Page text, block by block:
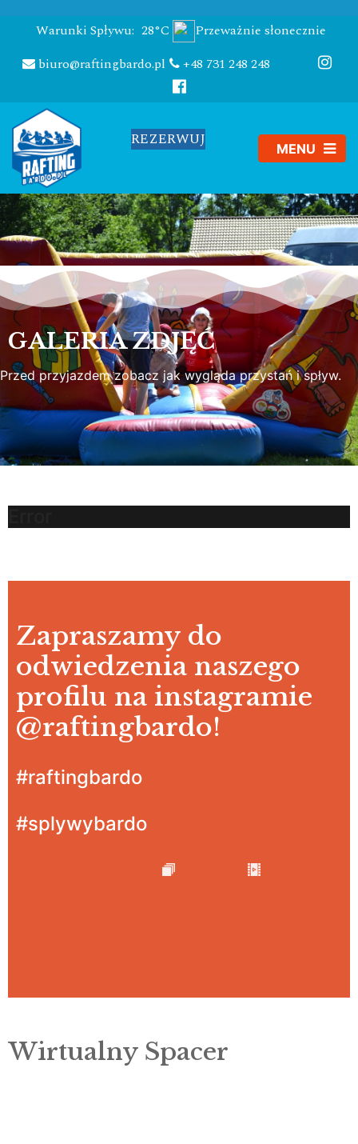
Warunki Spływu: 28°C
Przeważnie słonecznie
biuro@raftingbardo.pl
+48 731 248 248
REZERWUJ
GALERIA ZDJĘĆ
Przed przyjazdem zobacz jak wygląda przystań i spływ.
Zapraszamy do
odwiedzenia naszego
profilu na instagramie
@raftingbardo!
#raftingbardo
#splywybardo
Wirtualny Spacer